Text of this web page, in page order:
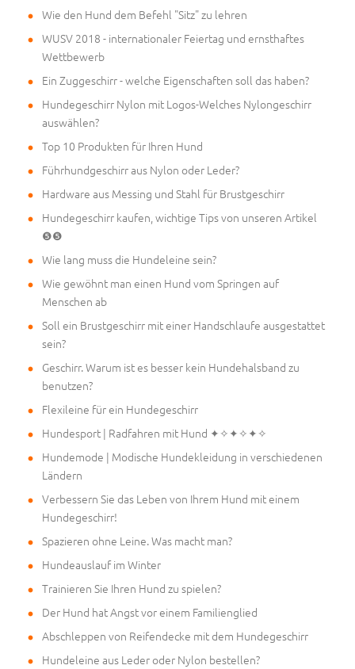
Wie den Hund dem Befehl "Sitz" zu lehren
WUSV 2018 - internationaler Feiertag und ernsthaftes
Wettbewerb
Ein Zuggeschirr - welche Eigenschaften soll das haben?
Hundegeschirr Nylon mit Logos-Welches Nylongeschirr
auswählen?
Top 10 Produkten für Ihren Hund
Führhundgeschirr aus Nylon oder Leder?
Hardware aus Messing und Stahl für Brustgeschirr
Hundegeschirr kaufen, wichtige Tips von unseren Artikel
❺❺
Wie lang muss die Hundeleine sein?
Wie gewöhnt man einen Hund vom Springen auf
Menschen ab
Soll ein Brustgeschirr mit einer Handschlaufe ausgestattet
sein?
Geschirr. Warum ist es besser kein Hundehalsband zu
benutzen?
Flexileine für ein Hundegeschirr
Hundesport | Radfahren mit Hund ✦✧✦✧✦✧
Hundemode | Modische Hundekleidung in verschiedenen
Ländern
Verbessern Sie das Leben von Ihrem Hund mit einem
Hundegeschirr!
Spazieren ohne Leine. Was macht man?
Hundeauslauf im Winter
Trainieren Sie Ihren Hund zu spielen?
Der Hund hat Angst vor einem Familienglied
Abschleppen von Reifendecke mit dem Hundegeschirr
Hundeleine aus Leder oder Nylon bestellen?